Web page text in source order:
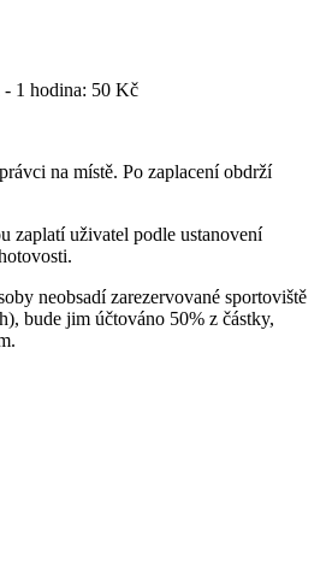
- 1 hodina: 50 Kč
na místě. Po zaplacení obdrží
zaplatí uživatel podle ustanovení
neobsadí zarezervované sportoviště
bude jim účtováno 50% z částky,